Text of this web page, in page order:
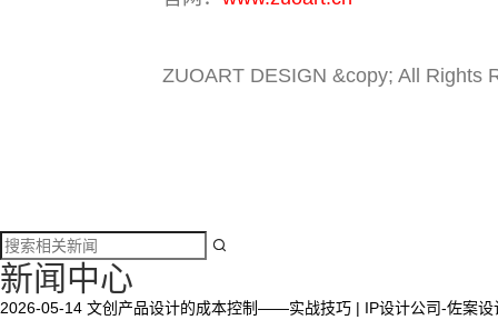
ZUOART DESIGN &copy; All Rights

新闻中心
2026-05-14 文创产品设计的成本控制——实战技巧 | IP设计公司-佐案设